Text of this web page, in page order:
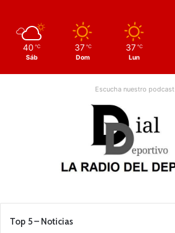
40 ℃
Sáb
37 ℃
Dom
37 ℃
Lun
Escucha nuestro podcast
Top 5 – Noticias